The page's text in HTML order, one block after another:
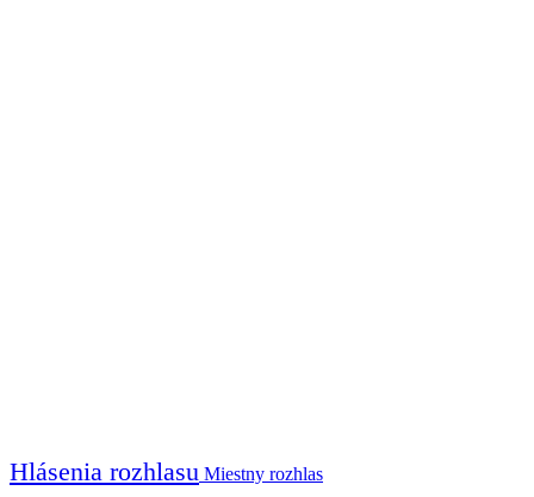
Hlásenia rozhlasu Miestny rozhlas